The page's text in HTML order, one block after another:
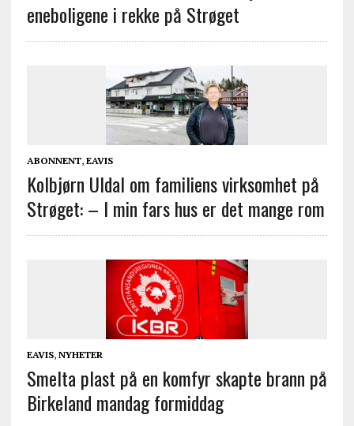
eneboligene i rekke på Strøget
ABONNENT, EAVIS
Kolbjørn Uldal om familiens virksomhet på
Strøget: – I min fars hus er det mange rom
EAVIS, NYHETER
Smelta plast på en komfyr skapte brann på
Birkeland mandag formiddag